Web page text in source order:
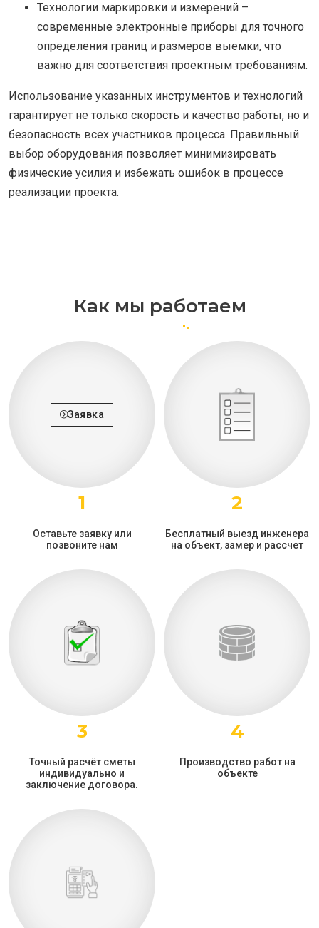
Технологии маркировки и измерений –
современные электронные приборы для точного
определения границ и размеров выемки, что
важно для соответствия проектным требованиям.
Использование указанных инструментов и технологий
гарантирует не только скорость и качество работы, но и
безопасность всех участников процесса. Правильный
выбор оборудования позволяет минимизировать
физические усилия и избежать ошибок в процессе
реализации проекта.
Как мы работаем
Заявка
1
Оставьте заявку или
позвоните нам
2
Бесплатный выезд инженера
на объект, замер и рассчет
3
Точный расчёт сметы
индивидуально и
заключение договора.
4
Производство работ на
объекте